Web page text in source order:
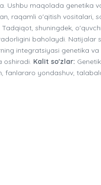
Ushbu maqolada genetika
raqamli o'qitish vositalari,
shuningdek,
baholaydi. Natijalar
integratsiyasi genetika
oshiradi. Kalit so'zlar:
fanlararo yondashuv,